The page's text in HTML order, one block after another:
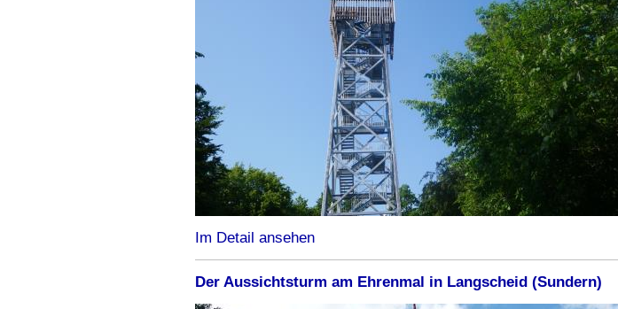
Im Detail ansehen
Der Aussichtsturm am Ehrenmal in Langscheid (Sundern)